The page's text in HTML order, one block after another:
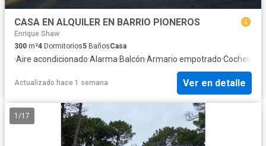
CASA EN ALQUILER EN BARRIO PIONEROS
Enrique Shaw
300 m²4 Dormitorios5 BañosCasa
·Aire acondicionado·Alarma·Balcón·Armario empotrado·Cochera
Actualizado hace 1 semana Ver en detalle
1 /17